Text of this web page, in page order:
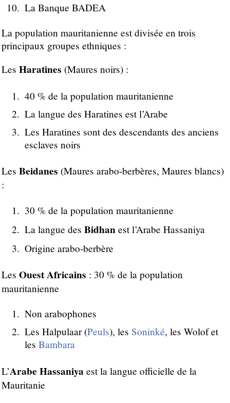
La Banque BADEA
La population mauritanienne est divisée en trois
principaux groupes ethniques :
Les Haratines (Maures noirs) :
40 % de la population mauritanienne
La langue des Haratines est l’Arabe
Les Haratines sont des descendants des anciens
esclaves noirs
Les Beidanes (Maures arabo-berbères, Maures blancs)
:
30 % de la population mauritanienne
La langue des Bidhan est l’Arabe Hassaniya
Origine arabo-berbère
Les Ouest Africains : 30 % de la population
mauritanienne
Non arabophones
Les Halpulaar (Peuls), les Soninké, les Wolof et
les Bambara
L’Arabe Hassaniya est la langue officielle de la
Mauritanie